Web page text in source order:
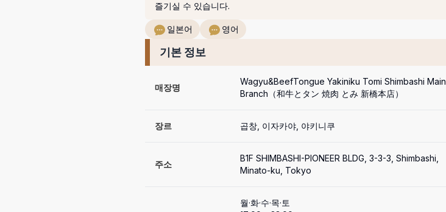
즐기실 수 있습니다.
일본어 영어
기본 정보
매장명
Wagyu&BeefTongue Yakiniku Tomi Shimbashi Main
Branch（和牛とタン 焼肉 とみ 新橋本店）
장르 곱창, 이자카야, 야키니쿠
주소
B1F SHIMBASHI-PIONEER BLDG, 3-3-3, Shimbashi,
Minato-ku, Tokyo
월·화·수·목·토